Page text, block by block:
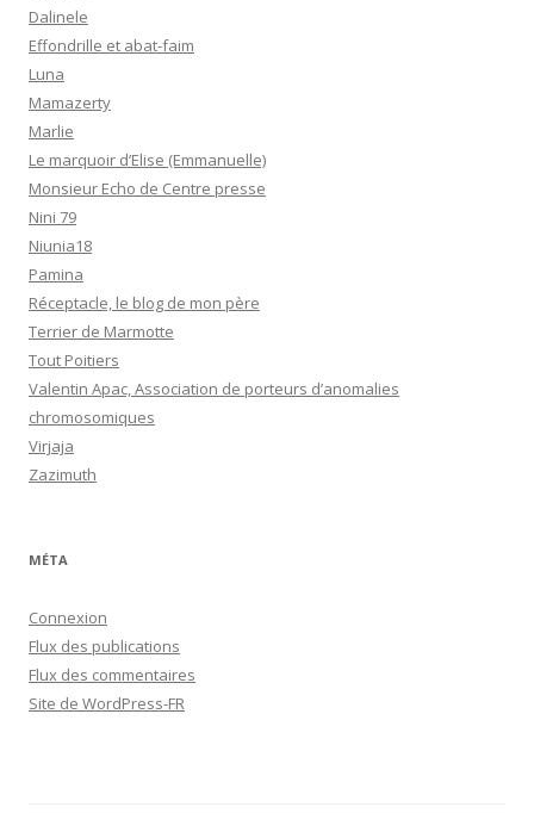
Dalinele
Effondrille et abat-faim
Luna
Mamazerty
Marlie
Le marquoir d’Elise (Emmanuelle)
Monsieur Echo de Centre presse
Nini 79
Niunia18
Pamina
Réceptacle, le blog de mon père
Terrier de Marmotte
Tout Poitiers
Valentin Apac, Association de porteurs d’anomalies
chromosomiques
Virjaja
Zazimuth
MÉTA
Connexion
Flux des publications
Flux des commentaires
Site de WordPress-FR